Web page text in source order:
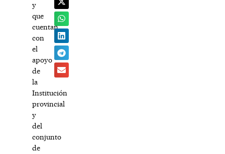
y
que
cuentan
con
el
apoyo
de
la
Institución
provincial
y
del
conjunto
de